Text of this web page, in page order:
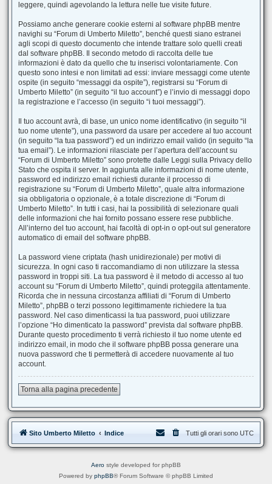
leggere, quindi agevolando la lettura nelle tue visite future.
Possiamo anche generare cookie esterni al software phpBB mentre
navighi su “Forum di Umberto Miletto”, benché questi siano estranei
agli scopi di questo documento che intende trattare solo quelli creati
dal software phpBB. Il secondo metodo di raccolta delle tue
informazioni è dato da quello che tu inserisci volontariamente. Con
questo sono intesi e non limitati ad essi: inviare messaggi come utente
ospite (in seguito “messaggi da ospite”), registrarsi su “Forum di
Umberto Miletto” (in seguito “il tuo account”) e l’invio di messaggi dopo
la registrazione e l’accesso (in seguito “i tuoi messaggi”).
Il tuo account avrà, di base, un unico nome identificativo (in seguito “il
tuo nome utente”), una password da usare per accedere al tuo account
(in seguito “la tua password”) ed un indirizzo email valido (in seguito “la
tua email”). Le informazioni rilasciate per l’apertura dell’account su
“Forum di Umberto Miletto” sono protette dalle Leggi sulla Privacy dello
Stato che ospita il server. In aggiunta alle informazioni di nome utente,
password ed indirizzo email richiesti durante il processo di
registrazione su “Forum di Umberto Miletto”, quale altra informazione
sia obbligatoria o opzionale, è a totale discrezione di “Forum di
Umberto Miletto”. In tutti i casi, hai la possibilità di selezionare quali
delle informazioni che hai fornito possano essere rese pubbliche.
All’interno del tuo account, hai facoltà di opt-in o opt-out sul generatore
automatico di email del software phpBB.
La password viene criptata (hash unidirezionale) per motivi di
sicurezza. In ogni caso ti raccomandiamo di non utilizzare la stessa
password in troppi siti. La tua password è il metodo di accesso al tuo
account su “Forum di Umberto Miletto”, quindi proteggila attentamente.
Ricorda che in nessuna circostanza affiliati di “Forum di Umberto
Miletto”, phpBB o terzi possono legittimamente richiedere la tua
password. Nel caso dimenticassi la tua password, puoi utilizzare
l’opzione “Ho dimenticato la password” prevista dal software phpBB.
Durante questo procedimento ti verrà richiesto il tuo nome utente ed
indirizzo email, in modo che il software phpBB possa generare una
nuova password che ti permetterà di accedere nuovamente al tuo
account.
Torna alla pagina precedente
Sito Umberto Miletto Indice Tutti gli orari sono UTC
Aero style developed for phpBB
Powered by phpBB® Forum Software © phpBB Limited